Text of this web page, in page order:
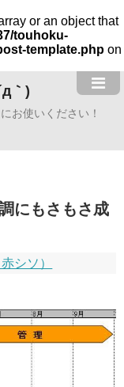
or an object that
touhoku-
template.php on
｀)
お使いください！
にもさもさ成
シソ）